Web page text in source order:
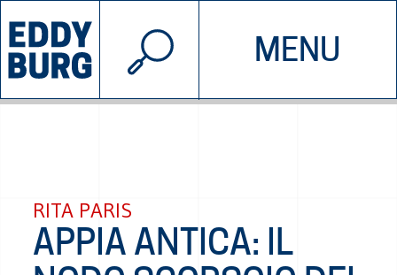
MENU
INIZIATIVE CHI SIAMO
© 2026 EDDYBURG
RITA PARIS
APPIA ANTICA: IL